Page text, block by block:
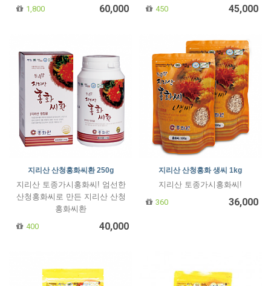
1,800
60,000
450
45,000
지리산 산청홍화씨환 250g
지리산 토종가시홍화씨! 엄선한
산청홍화씨로 만든 지리산 산청
홍화씨환
400
40,000
지리산 산청홍화 생씨 1kg
지리산 토종가시홍화씨!
360
36,000